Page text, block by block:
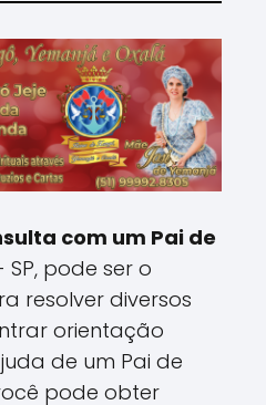
com um Pai de
pode ser o
resolver diversos
orientação
de um Pai de
pode obter